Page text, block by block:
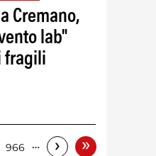
Cremano,
lab"
fragili
966 … › »